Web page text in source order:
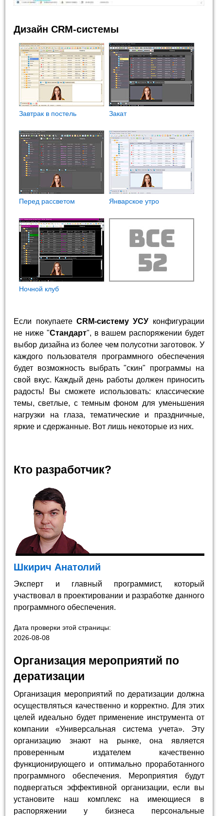
Дизайн CRM-системы
Завтрак в постель Закат
Перед рассветом Январское утро
Ночной клуб
Если покупаете CRM-систему УСУ конфигурации
не ниже "Стандарт", в вашем распоряжении будет
выбор дизайна из более чем полусотни заготовок. У
каждого пользователя программного обеспечения
будет возможность выбрать "скин" программы на
свой вкус. Каждый день работы должен приносить
радость! Вы сможете использовать: классические
темы, светлые, с темным фоном для уменьшения
нагрузки на глаза, тематические и праздничные,
яркие и сдержанные. Вот лишь некоторые из них.
Кто разработчик?
Шкирич Анатолий
Эксперт и главный программист, который
участвовал в проектировании и разработке данного
программного обеспечения.
Дата проверки этой страницы:
2026-08-08
Организация мероприятий по
дератизации
Организация мероприятий по дератизации должна
осуществляться качественно и корректно. Для этих
целей идеально будет применение инструмента от
компании «Универсальная система учета». Эту
организацию знают на рынке, она является
проверенным издателем качественно
функционирующего и оптимально проработанного
программного обеспечения. Мероприятия будут
подвергаться эффективной организации, если вы
установите наш комплекс на имеющиеся в
распоряжении у бизнеса персональные